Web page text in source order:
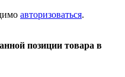
авторизоваться.
позиции товара в